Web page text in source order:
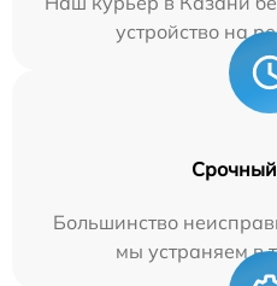
устройство на
Большинство
мы устраняем в